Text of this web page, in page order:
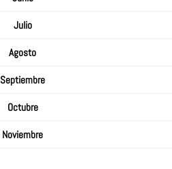
Julio
Agosto
Septiembre
Octubre
Noviembre